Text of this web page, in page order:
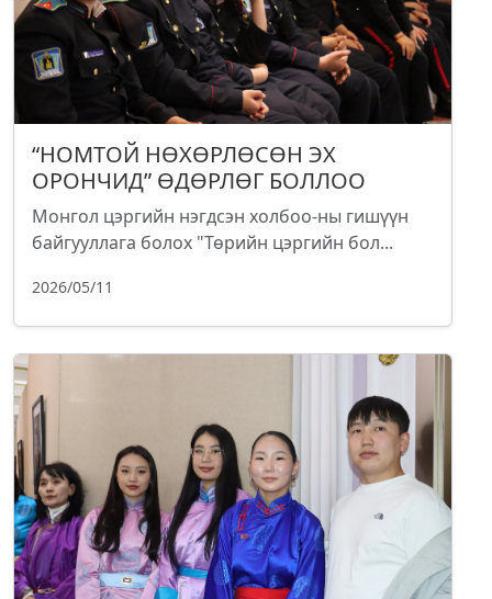
“НОМТОЙ НӨХӨРЛӨСӨН ЭХ
ОРОНЧИД” ӨДӨРЛӨГ БОЛЛОО
Монгол цэргийн нэгдсэн холбоо-ны гишүүн
байгууллага болох "Төрийн цэргийн бол...
2026/05/11